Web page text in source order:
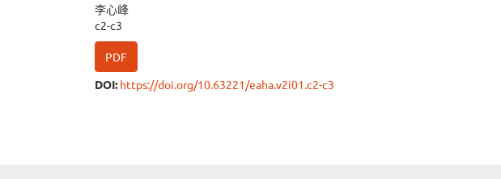
李心峰
c2-c3
PDF
DOI: https://doi.org/10.63221/eaha.v2i01.c2-c3